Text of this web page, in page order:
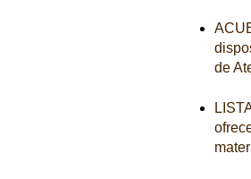
de